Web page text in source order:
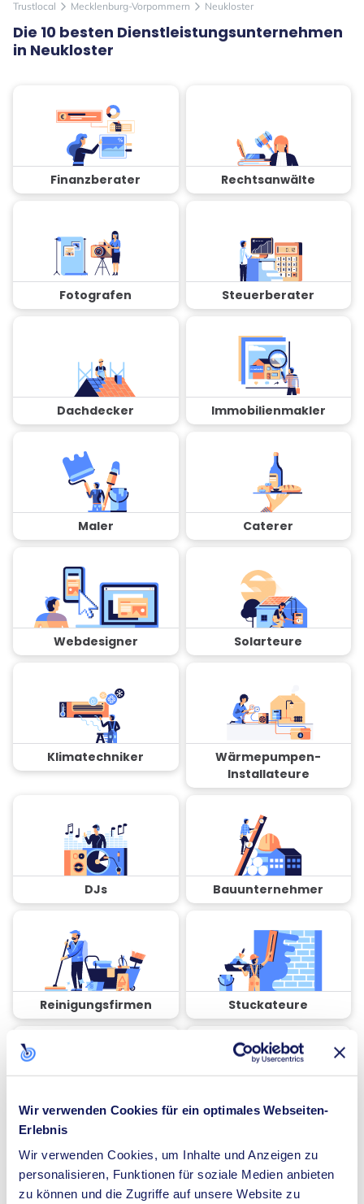
Wir verwenden Cookies für ein optimales Webseiten-
Erlebnis
Wir verwenden Cookies, um Inhalte und Anzeigen zu
personalisieren, Funktionen für soziale Medien anbieten
zu können und die Zugriffe auf unsere Website zu
Trustlocal arrow_forward_ios Mecklenburg-Vorpommern arrow_forward_ios Neukloster
Die 10 besten Dienstleistungsunternehmen
in Neukloster
Finanzberater Rechtsanwälte
Fotografen Steuerberater
Dachdecker Immobilienmakler
Maler Caterer
Webdesigner Solarteure
Klimatechniker
Wärmepumpen-
Installateure
DJs Bauunternehmer
Reinigungsfirmen Stuckateure
Coaches
Spezialisten für